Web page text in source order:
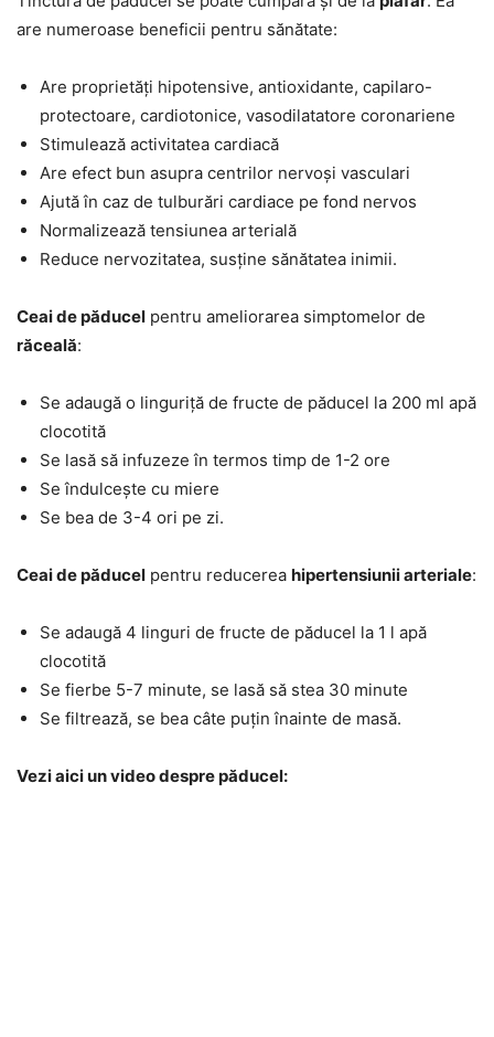
are numeroase beneficii pentru sănătate:
Are proprietăți hipotensive, antioxidante, capilaro-
protectoare, cardiotonice, vasodilatatore coronariene
Stimulează activitatea cardiacă
Are efect bun asupra centrilor nervoși vasculari
Ajută în caz de tulburări cardiace pe fond nervos
Normalizează tensiunea arterială
Reduce nervozitatea, susține sănătatea inimii.
Ceai de păducel pentru ameliorarea simptomelor de
răceală:
Se adaugă o linguriță de fructe de păducel la 200 ml apă
clocotită
Se lasă să infuzeze în termos timp de 1-2 ore
Se îndulcește cu miere
Se bea de 3-4 ori pe zi.
Ceai de păducel pentru reducerea hipertensiunii arteriale:
Se adaugă 4 linguri de fructe de păducel la 1 l apă
clocotită
Se fierbe 5-7 minute, se lasă să stea 30 minute
Se filtrează, se bea câte puțin înainte de masă.
Vezi aici un video despre păducel: